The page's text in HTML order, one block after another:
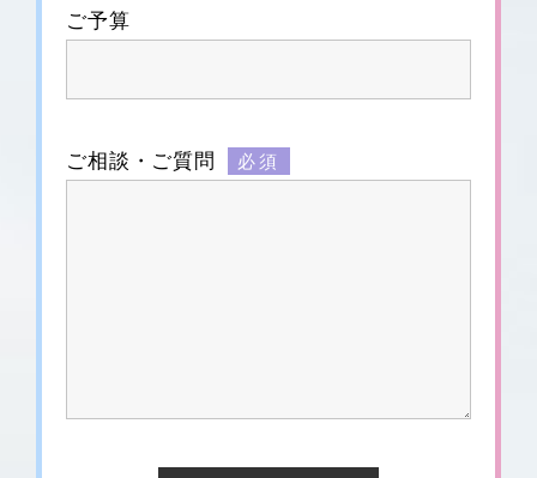
ご予算
ご相談・ご質問 必須